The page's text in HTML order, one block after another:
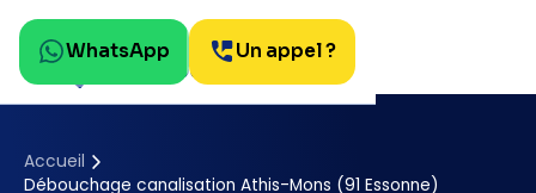
WhatsApp Un appel ?
Accueil
Débouchage canalisation Athis-Mons (91 Essonne)